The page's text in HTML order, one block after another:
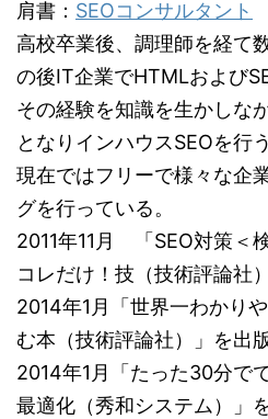
肩書： SEOコンサルタント
高校卒業後、調理師を経て
の後IT企業でHTMLおよび
その経験を知識を生かしな
となりインハウスSEOを行う
現在ではフリーで様々な企
グを行っている。
2011年11月 「SEO対策＜
コレだけ！技（技術評論社
2014年1月「世界一わかり
む本（技術評論社）」を出版
2014年1月「たった30分で
最適化（秀和システム）」を